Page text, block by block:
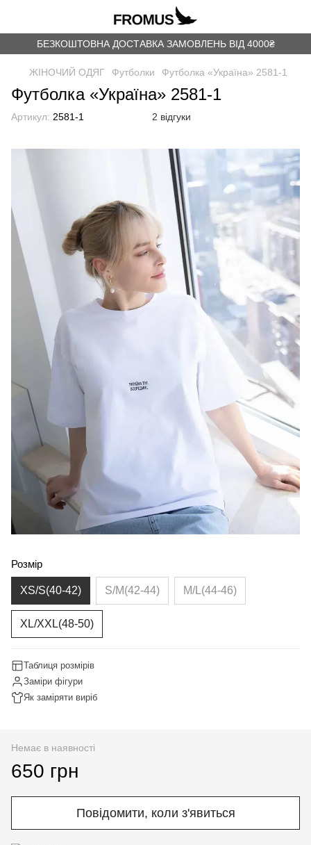
БЕЗКОШТОВНА ДОСТАВКА ЗАМОВЛЕНЬ ВІД 4000₴
ЖІНОЧИЙ ОДЯГ Футболки Футболка «Україна» 2581-1
Футболка «Україна» 2581-1
Артикул: 2581-1 2 відгуки
Розмір
XS/S(40-42) S/M(42-44) M/L(44-46)
XL/XXL(48-50)
Таблиця розмірів
Заміри фігури
Як заміряти виріб
Немає в наявності
650 грн
Повідомити, коли з'явиться